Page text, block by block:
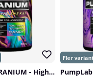
PumpLab URANIUM - High Dose PWO, 550 g